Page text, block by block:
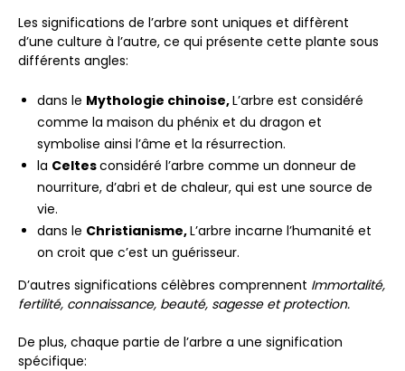
Les significations de l’arbre sont uniques et diffèrent
d’une culture à l’autre, ce qui présente cette plante sous
différents angles:
dans le Mythologie chinoise,L’arbre est considéré
comme la maison du phénix et du dragon et
symbolise ainsi l’âme et la résurrection.
la Celtesconsidéré l’arbre comme un donneur de
nourriture, d’abri et de chaleur, qui est une source de
vie.
dans le Christianisme,L’arbre incarne l’humanité et
on croit que c’est un guérisseur.
D’autres significations célèbres comprennent Immortalité,
fertilité, connaissance, beauté, sagesse et protection.
De plus, chaque partie de l’arbre a une signification
spécifique: